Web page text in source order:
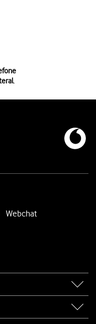
.
do botão de volume
Webchat